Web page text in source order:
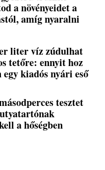
a növényeidet a
amíg nyaralni
liter víz zúdulhat
tetőre: ennyit hoz
kiadós nyári eső
tesztet
a hőségben